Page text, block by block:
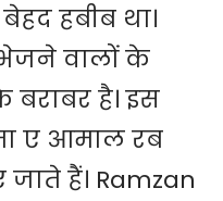
हबीब था।
वालों के
है। इस
ए आमाल रब
हैं। Ramzan